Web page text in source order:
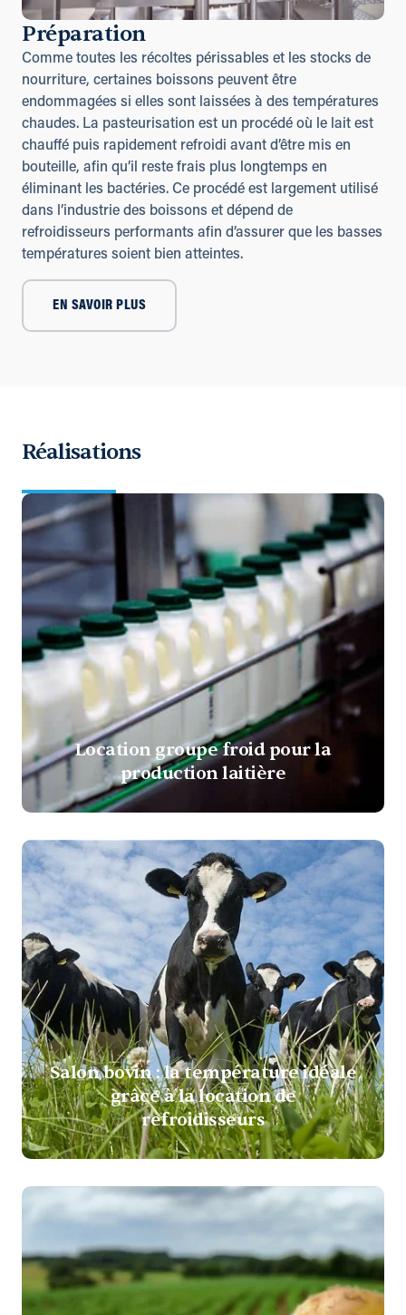
Préparation
Comme toutes les récoltes périssables et les stocks de
nourriture, certaines boissons peuvent être
endommagées si elles sont laissées à des températures
chaudes. La pasteurisation est un procédé où le lait est
chauffé puis rapidement refroidi avant d’être mis en
bouteille, afin qu’il reste frais plus longtemps en
éliminant les bactéries. Ce procédé est largement utilisé
dans l’industrie des boissons et dépend de
refroidisseurs performants afin d’assurer que les basses
températures soient bien atteintes.
EN SAVOIR PLUS
Réalisations
Location groupe froid pour la
production laitière
Salon bovin : la température idéale
grâce à la location de
refroidisseurs